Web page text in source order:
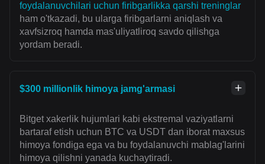
foydalanuvchilari uchun firibgarlikka qarshi treninglar
ham o'tkazadi, bu ularga firibgarlarni aniqlash va
xavfsizroq hamda mas'uliyatliroq savdo qilishga
yordam beradi.
$300 millionlik himoya jamg'armasi
Bitget xakerlik hujumlari kabi ekstremal vaziyatlarni
bartaraf etish uchun BTC va USDT dan iborat maxsus
himoya fondiga ega va bu foydalanuvchi mablag'larini
himoya qilishni yanada kuchaytiradi.